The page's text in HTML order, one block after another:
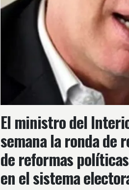
El ministro del
semana la ronda de
de reformas
en el sistema